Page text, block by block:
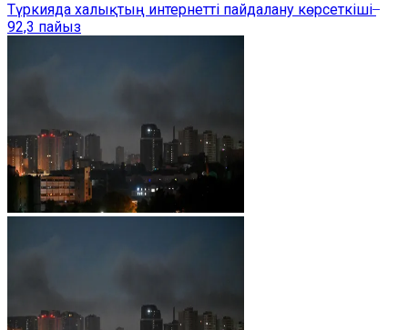
Түркияда халықтың интернетті пайдалану көрсеткіші ̶
92,3 пайыз